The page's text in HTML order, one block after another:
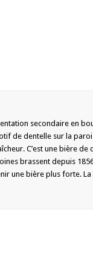
secondaire en
de dentelle sur la paroi
C’est une bière
brassent depuis
une bière plus forte.